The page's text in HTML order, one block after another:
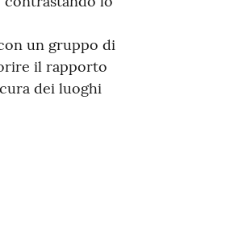
un gruppo di
il rapporto
dei luoghi